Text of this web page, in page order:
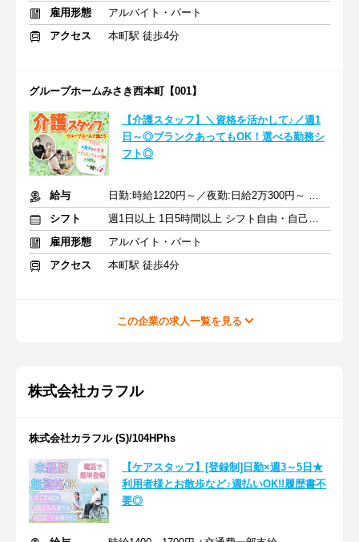
雇用形態
アルバイト・パート
アクセス
本町駅 徒歩4分
グループホームみさき西本町【001】
【介護スタッフ】＼資格を活かして♪／週1
日～◎ブランクあってもOK！選べる勤務シ
フト◎
給与
日勤:時給1220円～／夜勤:日給2万300円～ ※交通費全額支給
シフト
週1日以上 1日5時間以上 シフト自由・自己申告
雇用形態
アルバイト・パート
アクセス
本町駅 徒歩4分
この企業の求人一覧を見る
株式会社カラフル
株式会社カラフル (S)/104HPhs
【ケアスタッフ】[登録制]日勤×週3～5日★
利用者様とお散歩など♪週払いOK!!履歴書不
要◎